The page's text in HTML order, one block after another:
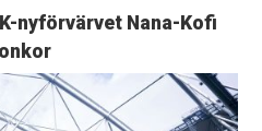
nyförvärvet Nana-Kofi